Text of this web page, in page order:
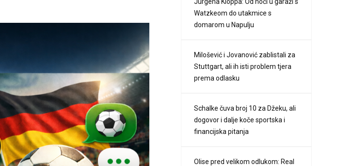
Watzkeom do utakmice s
domarom u Napulju
Milošević i Jovanović zablistali za
Stuttgart, ali ih isti problem tjera
prema odlasku
Schalke čuva broj 10 za Džeku, ali
dogovor i dalje koče sportska i
financijska pitanja
Olise pred velikom odlukom: Real